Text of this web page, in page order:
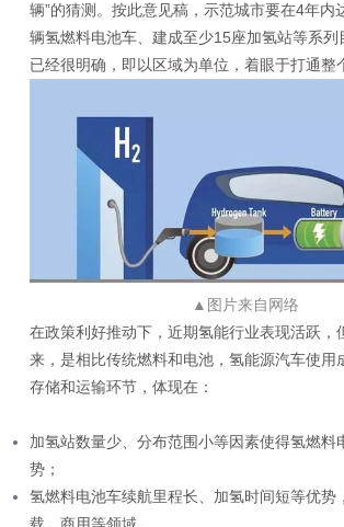
辆”的猜测。按此意见稿，示范城市要在4年内
辆氢燃料电池车、建成至少15座加氢站等系列
已经很明确，即以区域为单位，着眼于打通整
▲ 图片来自网络
在政策利好推动下，近期氢能行业表现活跃，
来，是相比传统燃料和电池，氢能源汽车使用
存储和运输环节，体现在：
加氢站数量少、分布范围小等因素使得氢燃料
势；
氢燃料电池车续航里程长、加氢时间短等优势
载、商用等领域。